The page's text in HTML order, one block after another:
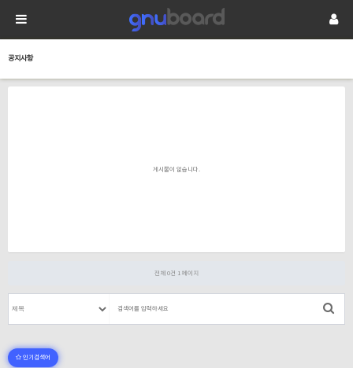
공지사항
게시물이 없습니다.
전체 0건 1 페이지
인기검색어